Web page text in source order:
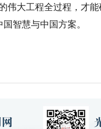
伟大工程全过程，才
智慧与中国方案。